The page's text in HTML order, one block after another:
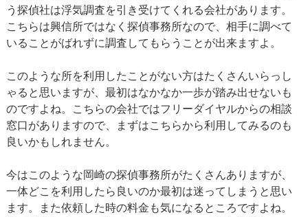
う探偵社は浮気調査を引き受けてくれる会社があります。
こちらは興信所ではなく探偵事務所なので、相手に調べて
いることがばれずに調査してもらうことが出来ますよ。
このような所を利用したことがない方はたくさんいらっし
ゃると思いますが、最初はなかなか一歩が踏み出せないも
のですよね。こちらの会社ではフリーダイヤルからの相談
窓口がありますので、まずはこちらから利用してみるのも
良いかもしれません。
今はこのような岡崎の探偵事務所がたくさんありますが、
一体どこを利用したら良いのか最初は迷ってしまうと思い
ます。また依頼した時の料金も気になるところですよね。